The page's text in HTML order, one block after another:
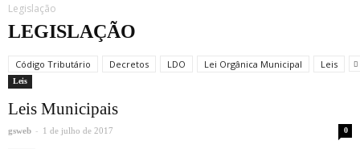
Legislação
LEGISLAÇÃO
Código Tributário Decretos LDO Lei Orgânica Municipal Leis
Leis
Leis Municipais
gsweb - 1 de julho de 2017 0